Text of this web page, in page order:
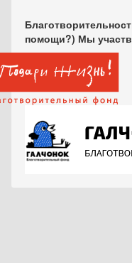
помощи?) Мы